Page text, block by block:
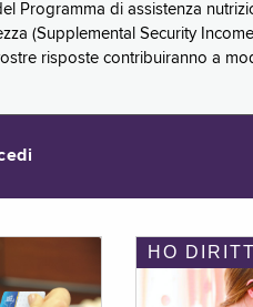
Programma di assistenza
(Supplemental Security
risposte contribuiranno a
HO